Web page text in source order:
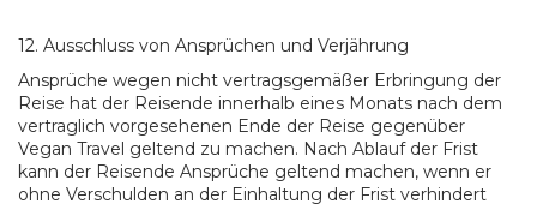
12. Ausschluss von Ansprüchen und Verjährung
Ansprüche wegen nicht vertragsgemäßer Erbringung der
Reise hat der Reisende innerhalb eines Monats nach dem
vertraglich vorgesehenen Ende der Reise gegenüber
Vegan Travel geltend zu machen. Nach Ablauf der Frist
kann der Reisende Ansprüche geltend machen, wenn er
ohne Verschulden an der Einhaltung der Frist verhindert